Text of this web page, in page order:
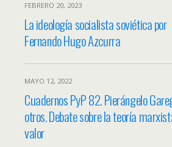
FEBRERO 20, 2023
La ideología socialista soviética por
Fernando Hugo Azcurra
MAYO 12, 2022
Cuadernos PyP 82. Pierángelo
otros. Debate sobre la teoría
valor